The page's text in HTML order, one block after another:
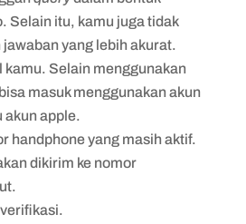
Selain itu, kamu juga tidak
yang lebih akurat.
kamu. Selain menggunakan
masuk menggunakan akun
akun apple.
handphone yang masih aktif.
dikirim ke nomor